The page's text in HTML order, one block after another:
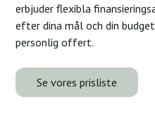
erbjuder flexibla
efter dina mål och din
personlig offert.
Se vores prisliste